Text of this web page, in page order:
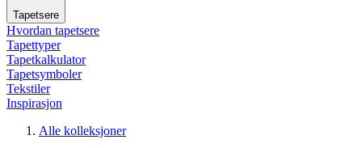
Tapetsere
Hvordan tapetsere
Tapettyper
Tapetkalkulator
Tapetsymboler
Tekstiler
Inspirasjon
Alle kolleksjoner